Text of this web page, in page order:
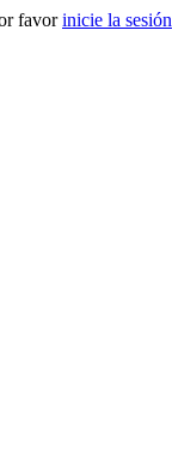
favorinicie la sesión